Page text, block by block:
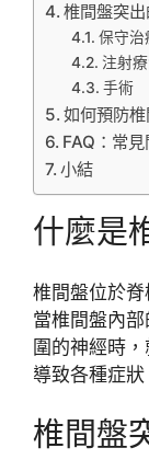
椎間盤突
保守治
注射
手術
如何預防
FAQ：常
小結
什麼是
椎間盤位於脊
當椎間盤內
圍的神經時
導致各種症
椎間盤